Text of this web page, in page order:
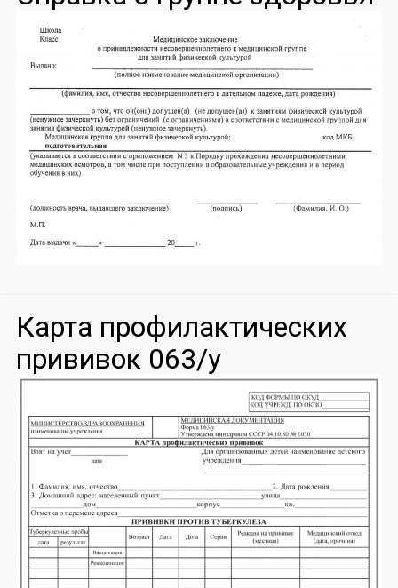
Карта профилактических
прививок 063/у